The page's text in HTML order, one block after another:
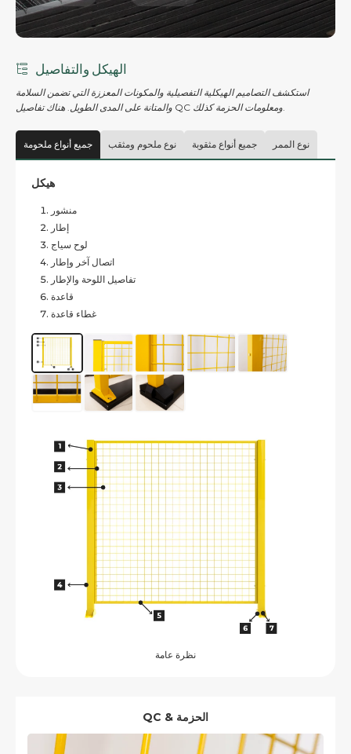
الهيكل والتفاصيل
استكشف التصاميم الهيكلية التفصيلية والمكونات المعززة التي تضمن السلامة
والمتانة على المدى الطويل. هناك تفاصيل QC ومعلومات الحزمة كذلك.
جميع أنواع ملحومة نوع ملحوم ومثقب جميع أنواع مثقوبة نوع الممر
هيكل
منشور
إطار
لوح سياج
اتصال آخر وإطار
تفاصيل اللوحة والإطار
قاعدة
غطاء قاعدة
نظرة عامة
QC & الحزمة